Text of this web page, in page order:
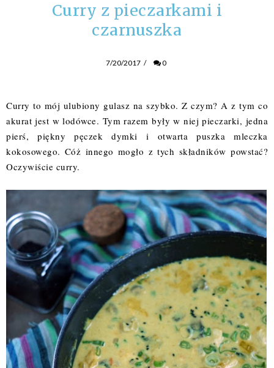
Curry z pieczarkami i
czarnuszka
7/20/2017 / 0
Curry to mój ulubiony gulasz na szybko. Z czym? A z tym co
akurat jest w lodówce. Tym razem były w niej pieczarki, jedna
pierś, piękny pęczek dymki i otwarta puszka mleczka
kokosowego. Cóż innego mogło z tych składników powstać?
Oczywiście curry.